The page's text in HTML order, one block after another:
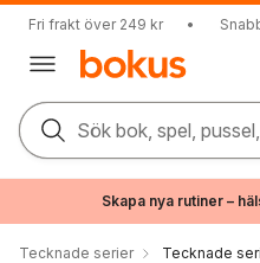
Fri frakt över 249 kr •
Sök bok, spel,
Skapa nya rutiner –
Tecknade serier Tecknade